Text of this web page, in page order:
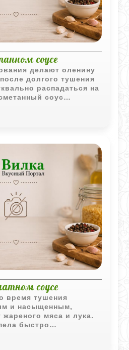
соусе
делают оленину
долгого тушения
распадаться на
соус
специй, мясного
маринада.
соусе
время тушения
и насыщенным,
мяса и лука.
быстро
сочными
если подавать их